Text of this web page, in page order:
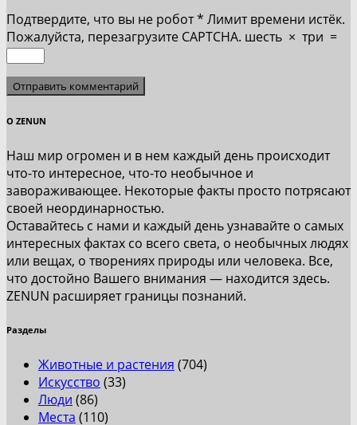
Подтвердите, что вы не робот* Лимит времени истёк.
Пожалуйста, перезагрузите CAPTCHA. шесть × три =
О ZENUN
Наш мир огромен и в нем каждый день происходит
что-то интересное, что-то необычное и
завораживающее. Некоторые факты просто потрясают
своей неординарностью.
Оставайтесь с нами и каждый день узнавайте о самых
интересных фактах со всего света, о необычных людях
или вещах, о творениях природы или человека. Все,
что достойно Вашего внимания — находится здесь.
ZENUN расширяет границы познаний.
Разделы
Животные и растения (704)
Искусство (33)
Люди (86)
Места (110)